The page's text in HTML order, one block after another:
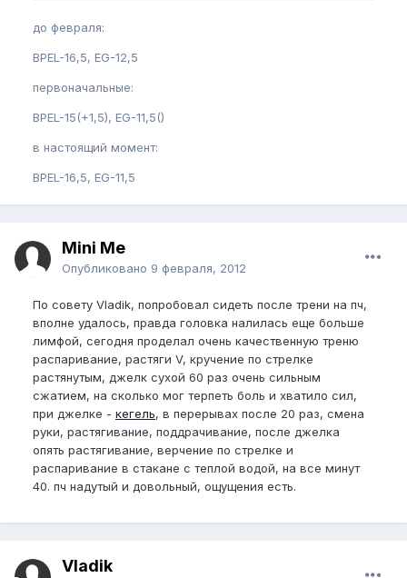
до февраля:
BPEL-16,5, EG-12,5
первоначальные:
BPEL-15(+1,5), EG-11,5()
в настоящий момент:
BPEL-16,5, EG-11,5
Mini Me
Опубликовано 9 февраля, 2012
По совету Vladik, попробовал сидеть после трени на пч,
вполне удалось, правда головка налилась еще больше
лимфой, сегодня проделал очень качественную треню
распаривание, растяги V, кручение по стрелке
растянутым, джелк сухой 60 раз очень сильным
сжатием, на сколько мог терпеть боль и хватило сил,
при джелке - кегель, в перерывах после 20 раз, смена
руки, растягивание, поддрачивание, после джелка
опять растягивание, верчение по стрелке и
распаривание в стакане с теплой водой, на все минут
40. пч надутый и довольный, ощущения есть.
Vladik